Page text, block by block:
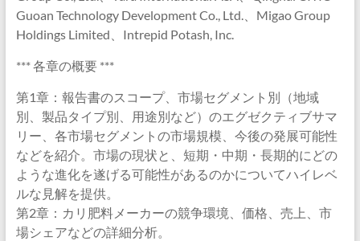
Guoan Technology Development Co., Ltd.、Migao Group
Holdings Limited、Intrepid Potash, Inc.
*** 各章の概要 ***
第1章：報告書のスコープ、市場セグメント別（地域
別、製品タイプ別、用途別など）のエグゼクティブサマ
リー、各市場セグメントの市場規模、今後の発展可能性
などを紹介。市場の現状と、短期・中期・長期的にどの
ような進化を遂げる可能性があるのかについてハイレベ
ルな見解を提供。
第2章：カリ肥料メーカーの競争環境、価格、売上、市
場シェアなどの詳細分析。